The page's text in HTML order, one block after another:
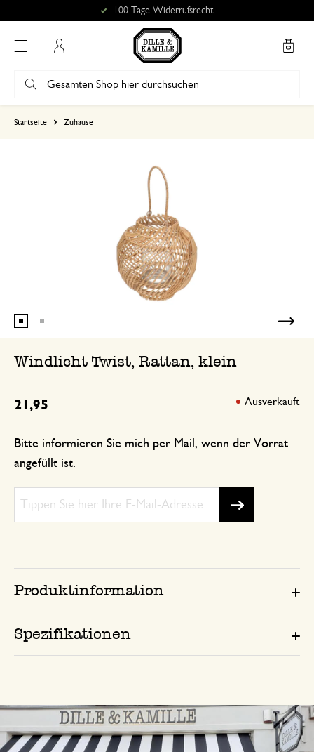
100 Tage Widerrufsrecht
Startseite Zuhause
Windlicht Twist, Rattan, klein
21,95
Bitte informieren Sie mich per Mail, wenn der Vorrat
angefüllt ist.
Ausverkauft
Produktinformation
Spezifikationen